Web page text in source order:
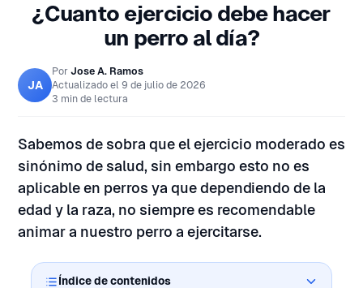
¿Cuanto ejercicio debe hacer
un perro al día?
JA
Por Jose A. Ramos
Actualizado el 9 de julio de 2026
3 min de lectura
Sabemos de sobra que el ejercicio moderado es
sinónimo de salud, sin embargo esto no es
aplicable en perros ya que dependiendo de la
edad y la raza, no siempre es recomendable
animar a nuestro perro a ejercitarse.
Índice de contenidos